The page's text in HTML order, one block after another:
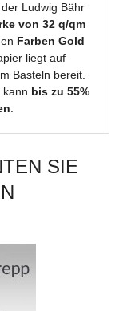
Ludwig Bähr
von 32 q/qm
Farben Gold
liegt auf
Basteln bereit.
kann bis zu 55%
.
SIE